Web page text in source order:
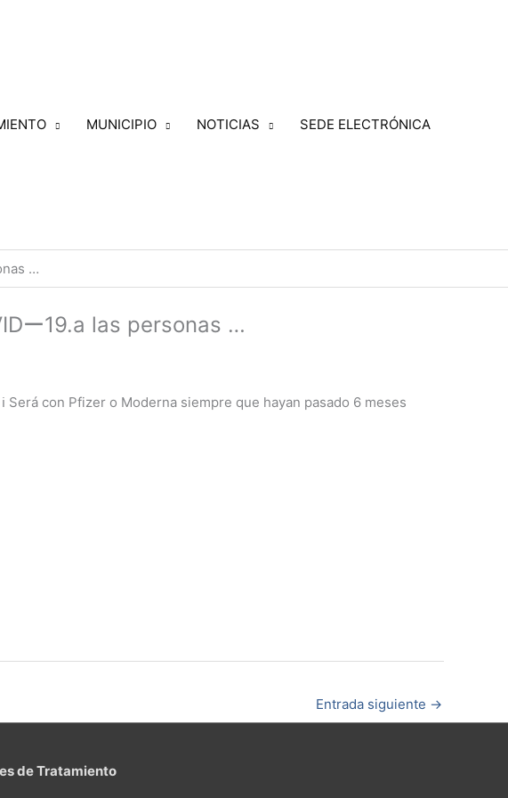
MUNICIPIO NOTICIAS SEDE ELECTRÓNICA
…
ー19.a las personas …
Será con Pfizer o Moderna siempre que hayan pasado 6 meses
Entrada siguiente →
de Tratamiento